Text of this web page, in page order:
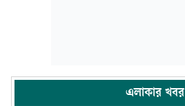
এলাকার খবর